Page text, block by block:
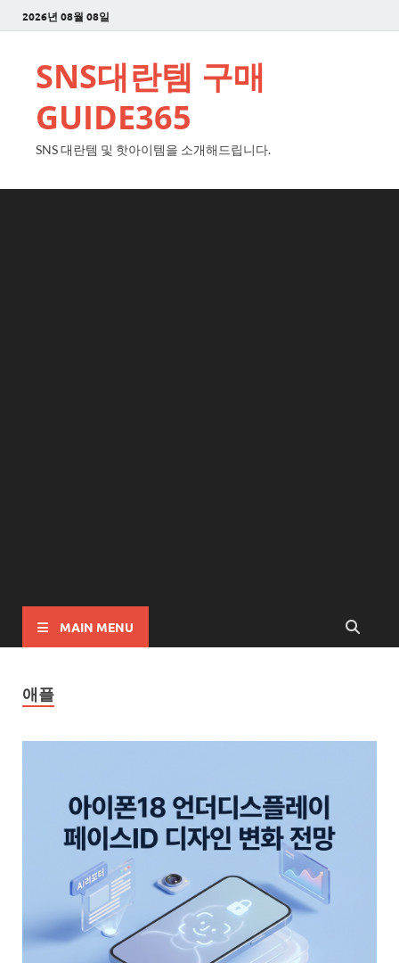
2026년 08월 08일
SNS대란템 구매
GUIDE365
SNS 대란템 및 핫아이템을 소개해드립니다.
MAIN MENU
애플